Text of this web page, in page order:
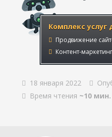
Комплекс услуг
Продвижение
Контент-
18 января 2022
Время чтения ~10 мин.